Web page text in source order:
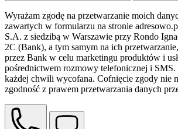
Wyrażam zgodę na przetwarzanie moich
zawartych w formularzu na stronie
S.A. z siedzibą w Warszawie przy Rondo
2C (Bank), a tym samym na ich
przez Bank w celu marketingu produktów i
pośrednictwem rozmowy telefonicznej i
każdej chwili wycofana. Cofnięcie zgody nie
zgodność z prawem przetwarzania danych